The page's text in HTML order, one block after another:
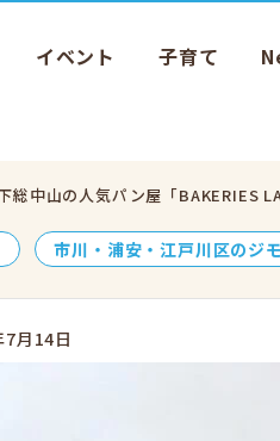
イベント 子育て
総中山の人気パン屋「BAKERIES
市川・浦安・江戸川区のジ
月14日